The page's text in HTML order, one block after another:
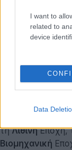
I want to
related to
device
Data
Σε άλλο σημείο
τη σημερινή
Νοημοσύνης»,
τηΛίθινηΕποχή,
Βιομηχανική